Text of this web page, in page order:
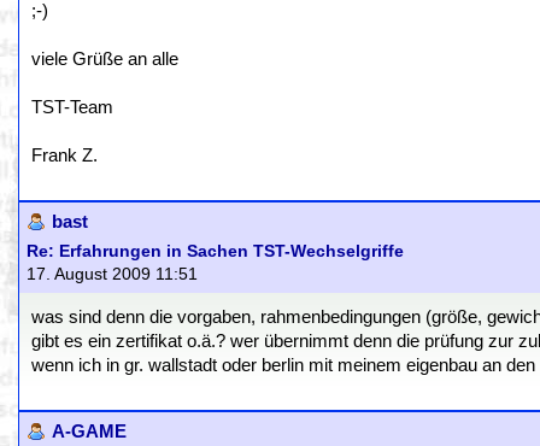
;-)
viele Grüße an alle
TST-Team
Frank Z.
bast
Re: Erfahrungen in Sachen TST-Wechselgriffe
17. August 2009 11:51
was sind denn die vorgaben, rahmenbedingungen (größe,
gibt es ein zertifikat o.ä.? wer übernimmt denn die prüfung zur
wenn ich in gr. wallstadt oder berlin mit meinem eigenbau an
A-GAME